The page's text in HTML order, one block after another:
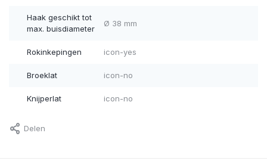
Haak geschikt tot
max. buisdiameter
Ø 38 mm
Rokinkepingen icon-yes
Broeklat icon-no
Knijperlat icon-no
Delen